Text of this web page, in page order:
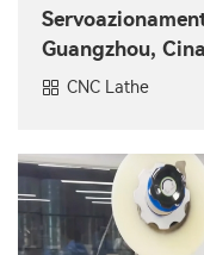
Guangzhou, Cina
CNC Lathe